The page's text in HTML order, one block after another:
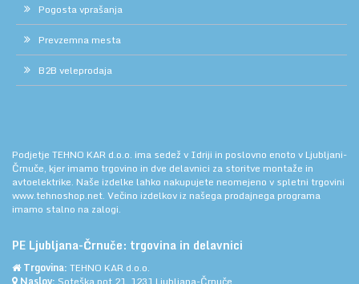
Pogosta vprašanja
Prevzemna mesta
B2B veleprodaja
Podjetje TEHNO KAR d.o.o. ima sedež v Idriji in poslovno enoto v Ljubljani-
Črnuče, kjer imamo trgovino in dve delavnici za storitve montaže in
avtoelektrike. Naše izdelke lahko nakupujete neomejeno v spletni trgovini
www.tehnoshop.net. Večino izdelkov iz našega prodajnega programa
imamo stalno na zalogi.
PE Ljubljana-Črnuče: trgovina in delavnici
Trgovina: TEHNO KAR d.o.o.
Naslov: Soteška pot 21, 1231 Ljubljana-Črnuče